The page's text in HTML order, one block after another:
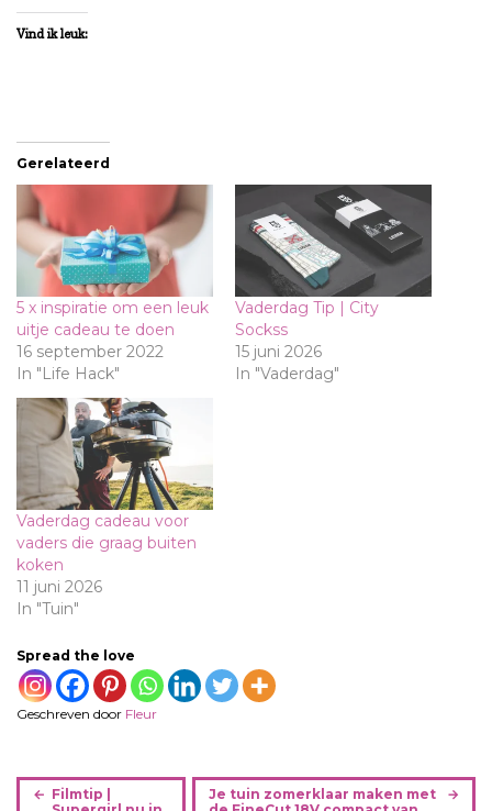
Vind ik leuk:
Gerelateerd
5 x inspiratie om een leuk
uitje cadeau te doen
16 september 2022
In "Life Hack"
Vaderdag Tip | City
Sockss
15 juni 2026
In "Vaderdag"
Vaderdag cadeau voor
vaders die graag buiten
koken
11 juni 2026
In "Tuin"
Spread the love
Geschreven door Fleur
B
Filmtip |
Je tuin zomerklaar maken met